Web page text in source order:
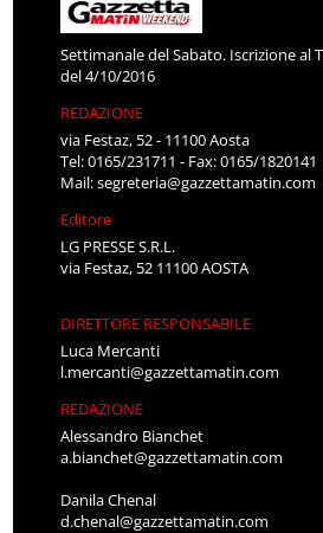
Settimanale del Sabato. Iscrizione al
del 4/10/2016
REDAZIONE
via Festaz, 52 - 11100 Aosta
Tel: 0165/231711 - Fax: 0165/1820141
Mail:segreteria@gazzettamatin.com
Editore
LG PRESSE S.R.L.
via Festaz, 52 11100 AOSTA
DIRETTORE RESPONSABILE
Luca Mercanti
l.mercanti@gazzettamatin.com
REDAZIONE
Alessandro Bianchet
a.bianchet@gazzettamatin.com
Danila Chenal
d.chenal@gazzettamatin.com